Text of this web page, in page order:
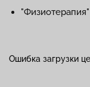
Ошибка загрузки